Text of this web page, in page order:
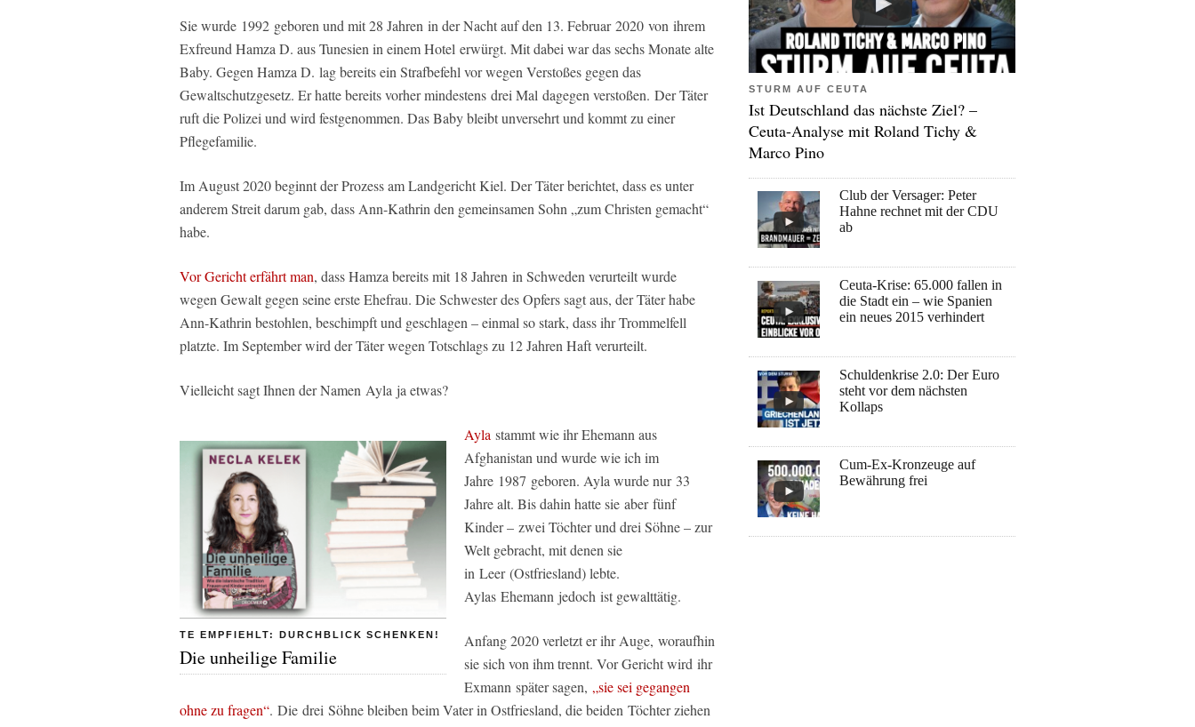
Sie wurde 1992 geboren und mit 28 Jahren in der Nacht auf den 13. Februar 2020 von ihrem
Exfreund Hamza D. aus Tunesien in einem Hotel erwürgt. Mit dabei war das sechs Monate alte
Baby. Gegen Hamza D. lag bereits ein Strafbefehl vor wegen Verstoßes gegen das
Gewaltschutzgesetz. Er hatte bereits vorher mindestens drei Mal dagegen verstoßen. Der Täter
ruft die Polizei und wird festgenommen. Das Baby bleibt unversehrt und kommt zu einer
Pflegefamilie.
Im August 2020 beginnt der Prozess am Landgericht Kiel. Der Täter berichtet, dass es unter
anderem Streit darum gab, dass Ann-Kathrin den gemeinsamen Sohn „zum Christen gemacht“
habe.
Vor Gericht erfährt man, dass Hamza bereits mit 18 Jahren in Schweden verurteilt wurde
wegen Gewalt gegen seine erste Ehefrau. Die Schwester des Opfers sagt aus, der Täter habe
Ann-Kathrin bestohlen, beschimpft und geschlagen – einmal so stark, dass ihr Trommelfell
platzte. Im September wird der Täter wegen Totschlags zu 12 Jahren Haft verurteilt.
Vielleicht sagt Ihnen der Namen Ayla ja etwas?
TE EMPFIEHLT: DURCHBLICK SCHENKEN!
Die unheilige Familie
Ayla stammt wie ihr Ehemann aus
Afghanistan und wurde wie ich im
Jahre 1987 geboren. Ayla wurde nur 33
Jahre alt. Bis dahin hatte sie aber fünf
Kinder – zwei Töchter und drei Söhne – zur
Welt gebracht, mit denen sie
in Leer (Ostfriesland) lebte.
Aylas Ehemann jedoch ist gewalttätig.
Anfang 2020 verletzt er ihr Auge, woraufhin
sie sich von ihm trennt. Vor Gericht wird ihr
Exmann später sagen, „sie sei gegangen
ohne zu fragen“. Die drei Söhne bleiben beim Vater in Ostfriesland, die beiden Töchter ziehen
STURM AUF CEUTA
Ist Deutschland das nächste Ziel? –
Ceuta-Analyse mit Roland Tichy &
Marco Pino
Club der Versager: Peter
Hahne rechnet mit der CDU
ab
Ceuta-Krise: 65.000 fallen in
die Stadt ein – wie Spanien
ein neues 2015 verhindert
Schuldenkrise 2.0: Der Euro
steht vor dem nächsten
Kollaps
Cum-Ex-Kronzeuge auf
Bewährung frei